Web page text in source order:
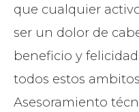
que cualquier
ser un dolor de
beneficio y
todos estos
Asesoramiento